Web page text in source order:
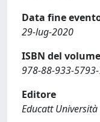
Data fine
29-lug-2020
ISBN del volume
978-88-933-
Editore
Educatt